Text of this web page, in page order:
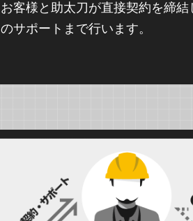
お客様と助太刀が直接契約を締
のサポートまで行います。